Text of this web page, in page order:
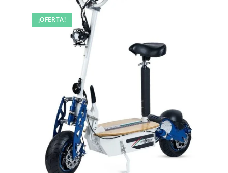
¡OFERTA!